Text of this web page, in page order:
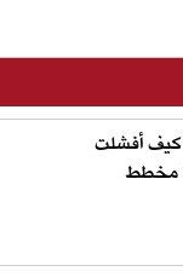
كيف أفشلت
مخطط